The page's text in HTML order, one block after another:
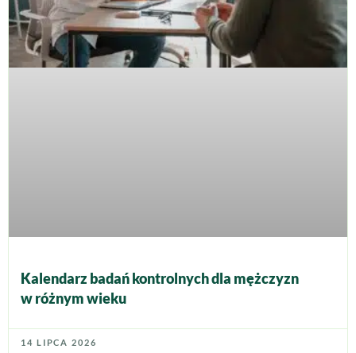
Kalendarz badań kontrolnych dla mężczyzn
w różnym wieku
14 LIPCA 2026